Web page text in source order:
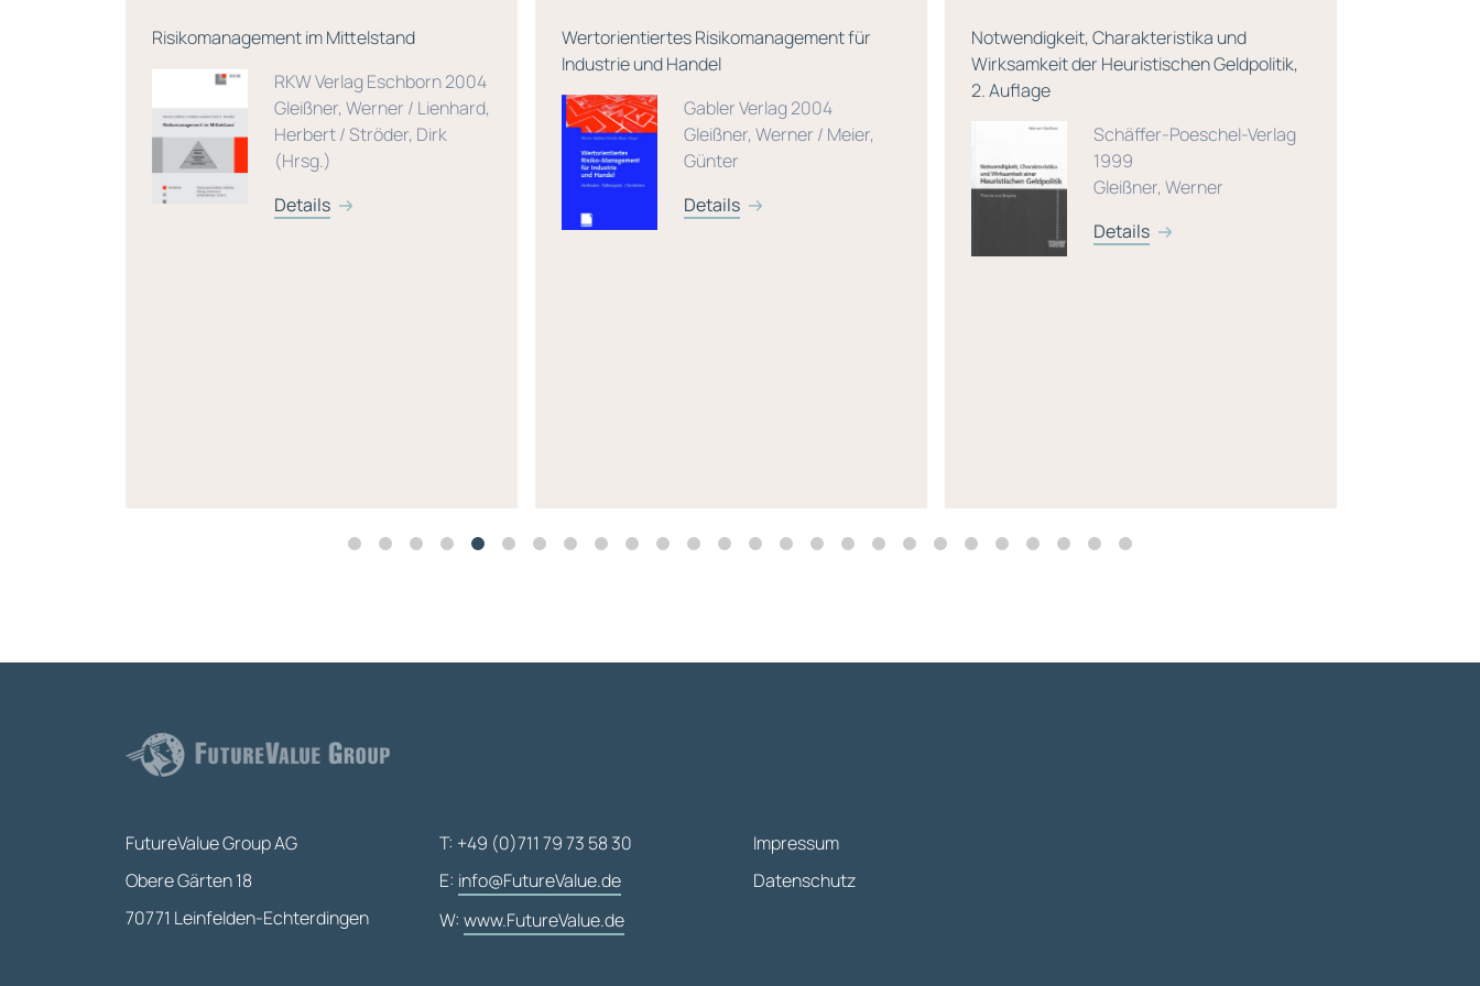
Risikomanagement im Mittelstand
RKW Verlag Eschborn 2004
Gleißner, Werner / Lienhard,
Herbert / Ströder, Dirk
(Hrsg.)
Details
Wertorientiertes Risikomanagement für
Industrie und Handel
Gabler Verlag 2004
Gleißner, Werner / Meier,
Günter
Details
Notwendigkeit, Charakteristika und
Wirksamkeit der Heuristischen Geldpolitik,
2. Auflage
Schäffer-Poeschel-Verlag
1999
Gleißner, Werner
Details
FutureValue Group AG
Obere Gärten 18
70771 Leinfelden-Echterdingen
T: +49 (0)711 79 73 58 30
E: info@FutureValue.de
W: www.FutureValue.de
Impressum
Datenschutz